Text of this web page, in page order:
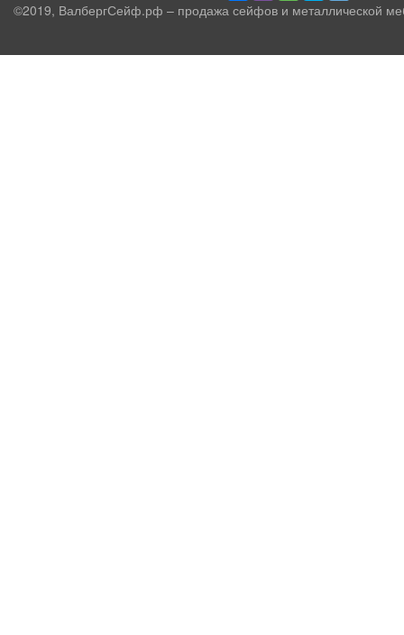
©2019, ВалбергСейф.рф – продажа сейфов и металлической